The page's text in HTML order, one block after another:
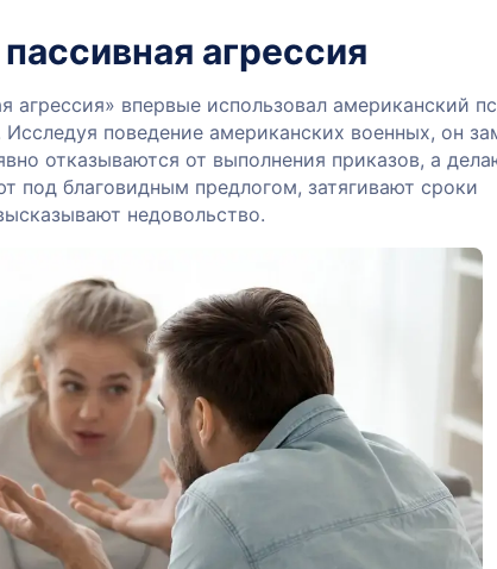
агрессия
агрессия» впервые использовал американский
поведение американских военных, он
отказываются от выполнения приказов, а
под благовидным предлогом, затягивают сроки
недовольство.